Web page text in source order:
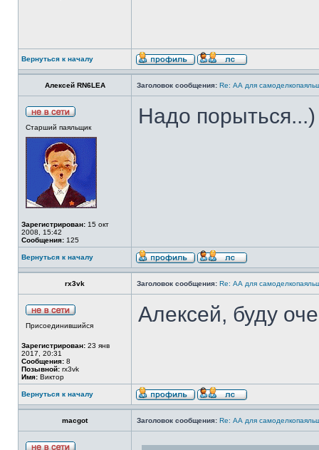
Вернуться к началу
Алексей RN6LEA Заголовок сообщения: Re: АА для
Старший паяльщик
Зарегистрирован: 15 окт
2008, 15:42
Сообщения: 125
Надо порыться...)
Вернуться к началу
rx3vk Заголовок сообщения: Re: АА для
Присоединившийся
Зарегистрирован: 23 янв
2017, 20:31
Сообщения: 8
Позывной: rx3vk
Имя: Виктор
Алексей, буду
Вернуться к началу
macgot Заголовок сообщения: Re: АА для